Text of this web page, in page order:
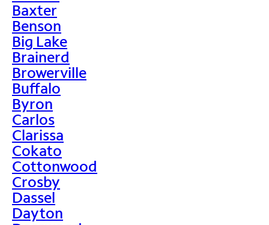
Baxter
Benson
Big Lake
Brainerd
Browerville
Buffalo
Byron
Carlos
Clarissa
Cokato
Cottonwood
Crosby
Dassel
Dayton